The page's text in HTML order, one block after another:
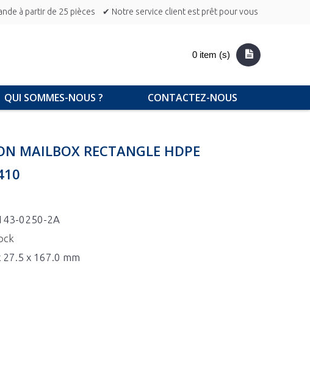
à partir de 25 pièces ✔ Notre service client est prêt pour vous
0 item (s)
QUI SOMMES-NOUS ? CONTACTEZ-NOUS
MAILBOX RECTANGLE HDPE
0250-2A
27.5 x 167.0 mm